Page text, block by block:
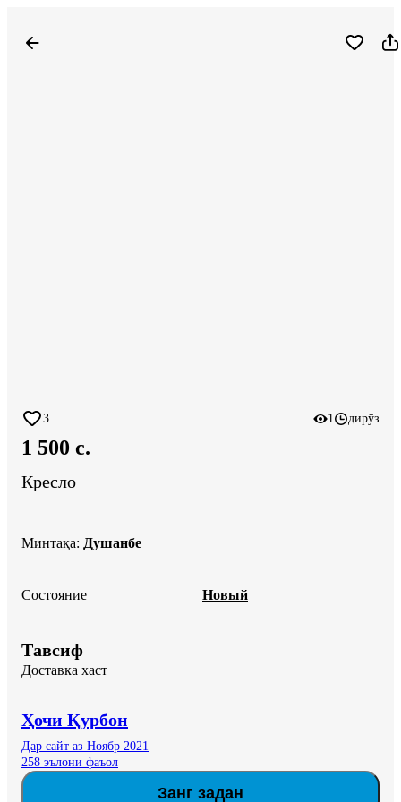
3 1 дирӯз
1 500 c.
Кресло
Минтақа: Душанбе
Состояние Новый
Тавсиф
Доставка хаст
Ҳочи Қурбон
Дар сайт аз Ноябр 2021
258 эълони фаъол
Занг задан